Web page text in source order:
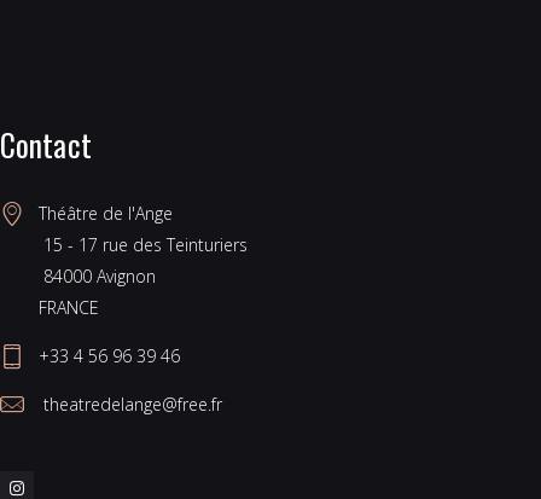
Contact
Théâtre de l'Ange
15 - 17 rue des Teinturiers
84000 Avignon
FRANCE
+33 4 56 96 39 46
theatredelange@free.fr